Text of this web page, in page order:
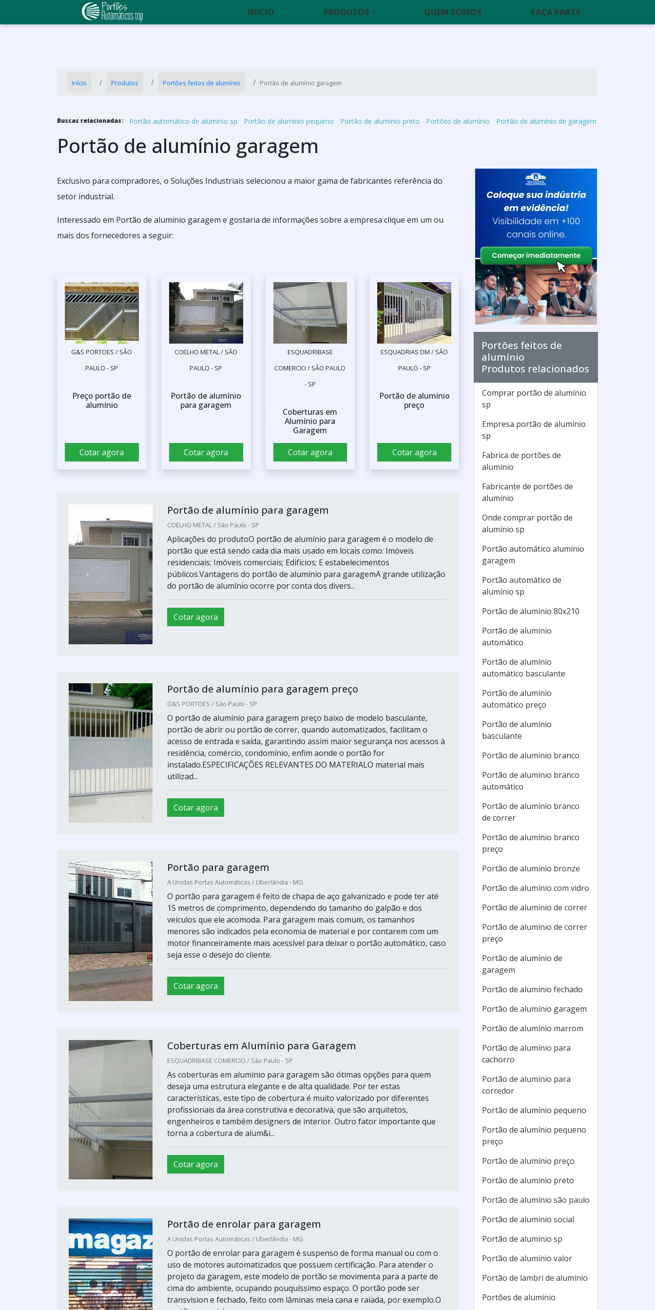
INICIO PRODUTOS QUEM SOMOS FAÇA PARTE
Início Produtos Portões feitos de alumínio Portão de alumínio garagem
Buscas relacionadas: Portão automático de alumínio sp Portão de alumínio pequeno Portão de alumínio preto Portões de alumínio Portão de alumínio de garagem
Portão de alumínio garagem
Exclusivo para compradores, o Soluções Industriais selecionou a maior gama de fabricantes referência do
setor industrial.
Interessado em Portão de alumínio garagem e gostaria de informações sobre a empresa clique em um ou
mais dos fornecedores a seguir:
G&S PORTOES / SÃO
PAULO - SP
Preço portão de
alumínio
Cotar agora
COELHO METAL / SÃO
PAULO - SP
Portão de alumínio
para garagem
Cotar agora
ESQUADRIBASE
COMERCIO / SÃO PAULO
- SP
Coberturas em
Alumínio para
Garagem
Cotar agora
ESQUADRIAS DM / SÃO
PAULO - SP
Portão de alumínio
preço
Cotar agora
Portão de alumínio para garagem
COELHO METAL / São Paulo - SP
Aplicações do produtoO portão de alumínio para garagem é o modelo de
portão que está sendo cada dia mais usado em locais como: Imóveis
residenciais; Imóveis comerciais; Edifícios; E estabelecimentos
públicos.Vantagens do portão de alumínio para garagemA grande utilização
do portão de alumínio ocorre por conta dos divers...
Cotar agora
Portão de alumínio para garagem preço
G&S PORTOES / São Paulo - SP
O portão de alumínio para garagem preço baixo de modelo basculante,
portão de abrir ou portão de correr, quando automatizados, facilitam o
acesso de entrada e saída, garantindo assim maior segurança nos acessos à
residência, comércio, condomínio, enfim aonde o portão for
instalado.ESPECIFICAÇÕES RELEVANTES DO MATERIALO material mais
utilizad...
Cotar agora
Portão para garagem
A Unidas Portas Automáticas / Uberlândia - MG
O portão para garagem é feito de chapa de aço galvanizado e pode ter até
15 metros de comprimento, dependendo do tamanho do galpão e dos
veículos que ele acomoda. Para garagem mais comum, os tamanhos
menores são indicados pela economia de material e por contarem com um
motor financeiramente mais acessível para deixar o portão automático, caso
seja esse o desejo do cliente.
Cotar agora
Coberturas em Alumínio para Garagem
ESQUADRIBASE COMERCIO / São Paulo - SP
As coberturas em alumínio para garagem são ótimas opções para quem
deseja uma estrutura elegante e de alta qualidade. Por ter estas
características, este tipo de cobertura é muito valorizado por diferentes
profissionais da área construtiva e decorativa, que são arquitetos,
engenheiros e também designers de interior. Outro fator importante que
torna a cobertura de alum&i...
Cotar agora
Portão de enrolar para garagem
A Unidas Portas Automáticas / Uberlândia - MG
O portão de enrolar para garagem é suspenso de forma manual ou com o
uso de motores automatizados que possuem certificação. Para atender o
projeto da garagem, este modelo de portão se movimenta para a parte de
cima do ambiente, ocupando pouquíssimo espaço. O portão pode ser
transvision e fechado, feito com lâminas meia cana e raiada, por exemplo.O
Portões feitos de
alumínio
Produtos relacionados
Comprar portão de alumínio
sp
Empresa portão de alumínio
sp
Fabrica de portões de
alumínio
Fabricante de portões de
alumínio
Onde comprar portão de
alumínio sp
Portão automático alumínio
garagem
Portão automático de
alumínio sp
Portão de alumínio 80x210
Portão de alumínio
automático
Portão de alumínio
automático basculante
Portão de alumínio
automático preço
Portão de alumínio
basculante
Portão de alumínio branco
Portão de alumínio branco
automático
Portão de alumínio branco
de correr
Portão de alumínio branco
preço
Portão de alumínio bronze
Portão de alumínio com vidro
Portão de alumínio de correr
Portão de alumínio de correr
preço
Portão de alumínio de
garagem
Portão de alumínio fechado
Portão de alumínio garagem
Portão de alumínio marrom
Portão de alumínio para
cachorro
Portão de alumínio para
corredor
Portão de alumínio pequeno
Portão de alumínio pequeno
preço
Portão de alumínio preço
Portão de alumínio preto
Portão de alumínio são paulo
Portão de alumínio social
Portão de alumínio sp
Portão de alumínio valor
Portão de lambri de alumínio
Portões de alumínio